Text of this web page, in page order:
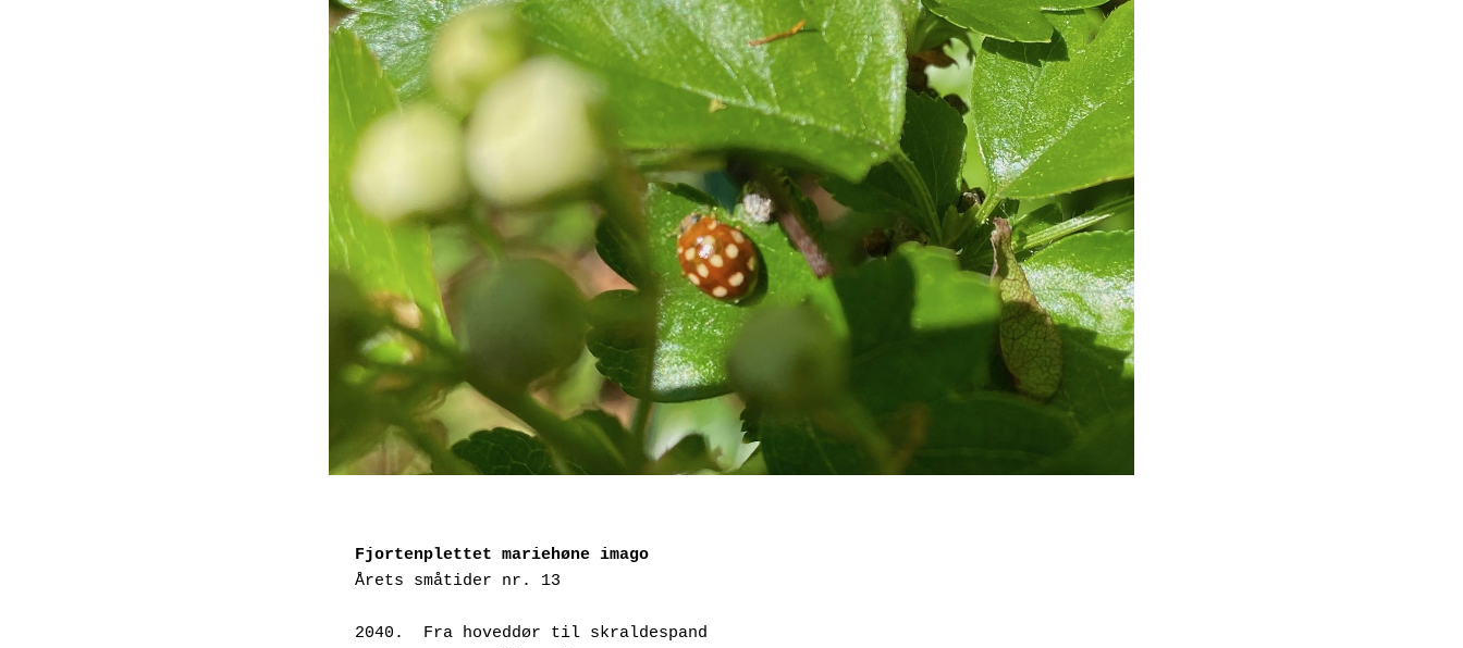
Fjortenplettet mariehøne imago
Årets småtider nr. 13
2040.  Fra hoveddør til skraldespand